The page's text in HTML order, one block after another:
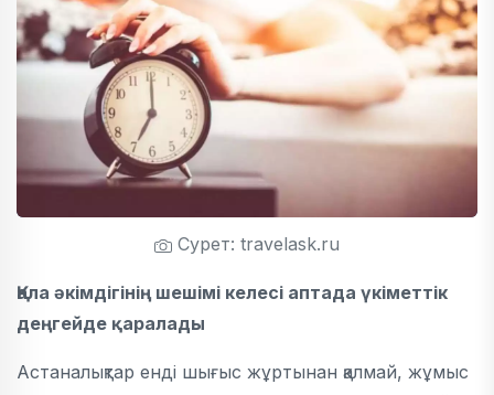
Сурет: travelask.ru
Қала әкімдігінің шешімі келесі аптада үкіметтік
деңгейде қаралады
Астаналықтар енді шығыс жұртынан қалмай, жұмыс